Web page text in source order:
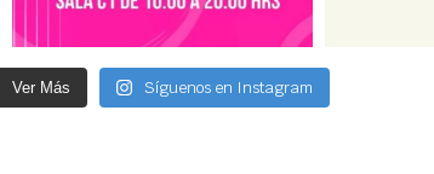
Ver Más Síguenos en Instagram